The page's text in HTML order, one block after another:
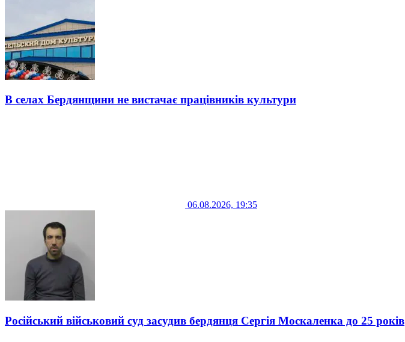
В селах Бердянщини не вистачає працівників культури
06.08.2026, 19:35
Російський військовий суд засудив бердянця Сергія Москаленка до 25 років